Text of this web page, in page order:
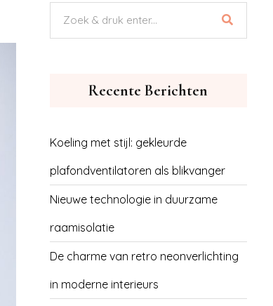
Recente Berichten
Koeling met stijl: gekleurde
plafondventilatoren als blikvanger
Nieuwe technologie in duurzame
raamisolatie
De charme van retro neonverlichting
in moderne interieurs